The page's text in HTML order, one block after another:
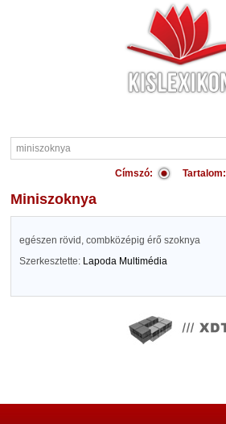
Címszó: Tartalom:
miniszoknya
egészen rövid, combközépig érő szoknya
Szerkesztette: Lapoda Multimédia